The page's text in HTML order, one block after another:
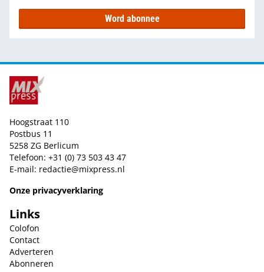
Word abonnee
Hoogstraat 110
Postbus 11
5258 ZG Berlicum
Telefoon: +31 (0) 73 503 43 47
E-mail: redactie@mixpress.nl
Onze privacyverklaring
Links
Colofon
Contact
Adverteren
Abonneren